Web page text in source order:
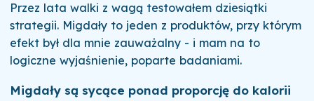
Przez lata walki z wagą testowałem dziesiątki
strategii. Migdały to jeden z produktów, przy którym
efekt był dla mnie zauważalny - i mam na to
logiczne wyjaśnienie, poparte badaniami.
Migdały są sycące ponad proporcję do kalorii